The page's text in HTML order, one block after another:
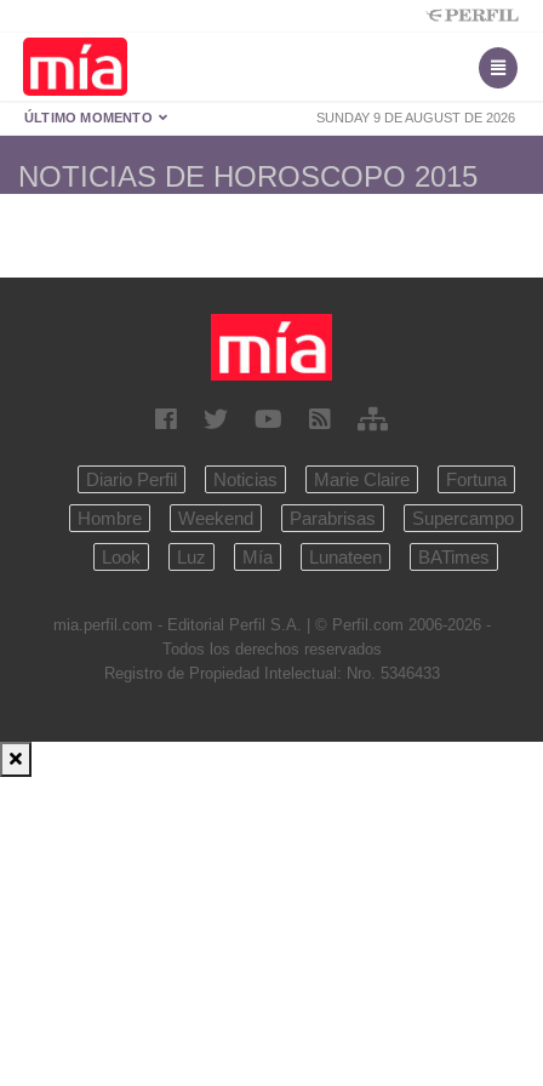
SUNDAY 9 DE AUGUST DE 2026
ÚLTIMO MOMENTO
NOTICIAS DE HOROSCOPO 2015
Diario Perfil Noticias Marie Claire
Fortuna
Hombre
Weekend Parabrisas
Supercampo
Look
Luz Mía Lunateen BATimes
mia.perfil.com - Editorial Perfil S.A. | © Perfil.com 2006-2026 -
Todos los derechos reservados
Registro de Propiedad Intelectual: Nro. 5346433